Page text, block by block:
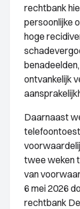
rechtbank
persoonlijke
hoge
ontvankelijk
Daarnaast
twee weken
van
6 mei 2026
rechtbank